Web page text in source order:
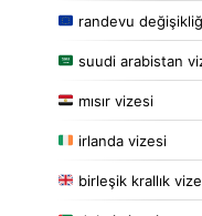
randevu
suudi arabistan
mısır vizesi
irlanda vizesi
birleşik krallık